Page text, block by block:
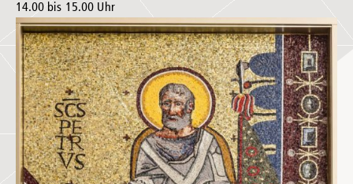
14.00 bis 15.00 Uhr